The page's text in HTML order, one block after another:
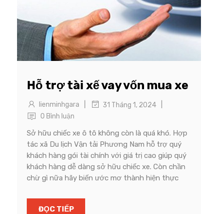
Hỗ trợ tài xế vay vốn mua xe
lienminhgara 31 Tháng 1, 2024
0 Bình luận
Sở hữu chiếc xe ô tô không còn là quá khó. Hợp
tác xã Du lịch Vận tải Phương Nam hỗ trợ quý
khách hàng gói tài chính với giá trị cao giúp quý
khách hàng dễ dàng sở hữu chiếc xe. Còn chần
chừ gì nữa hãy biến ước mơ thành hiện thực
ĐỌC TIẾP